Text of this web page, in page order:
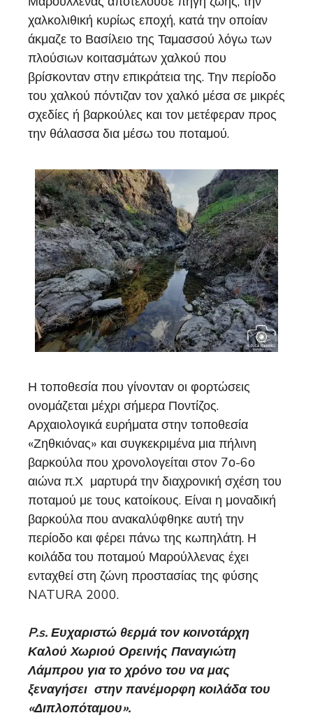
χαλκολιθική κυρίως εποχή, κατά την οποίαν
άκμαζε το Βασίλειο της Ταμασσού λόγω των
πλούσιων κοιτασμάτων χαλκού που
βρίσκονταν στην επικράτεια της. Την περίοδο
του χαλκού πόντιζαν τον χαλκό μέσα σε μικρές
σχεδίες ή βαρκούλες και τον μετέφεραν προς
την θάλασσα δια μέσω του ποταμού.
Η τοποθεσία που γίνονταν οι φορτώσεις
ονομάζεται μέχρι σήμερα Ποντίζος.
Αρχαιολογικά ευρήματα στην τοποθεσία
«Ζηθκιόνας» και συγκεκριμένα μια πήλινη
βαρκούλα που χρονολογείται στον 7ο-6ο
αιώνα π.Χ μαρτυρά την διαχρονική σχέση του
ποταμού με τους κατοίκους. Είναι η μοναδική
βαρκούλα που ανακαλύφθηκε αυτή την
περίοδο και φέρει πάνω της κωπηλάτη. Η
κοιλάδα του ποταμού Μαρούλλενας έχει
ενταχθεί στη ζώνη προστασίας της φύσης
NATURA 2000.
P.s. Ευχαριστώ θερμά τον κοινοτάρχη
Καλού Χωριού Ορεινής Παναγιώτη
Λάμπρου για το χρόνο του να μας
ξεναγήσει στην πανέμορφη κοιλάδα του
«Διπλοπόταμου».